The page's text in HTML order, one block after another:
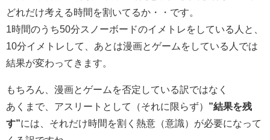
どれだけ考える時間を割いてるか・・です。
1時間のうち50分スノーボードのイメトレをしている人と、
10分イメトレして、あとは漫画とゲームをしている人では
結果が変わってきます。
もちろん、漫画とゲームを否定している訳ではなく
あくまで、アスリートとして（それに限らず） ”結果を残
す”には、それだけ時間を割く熱意（意識）が必要になって